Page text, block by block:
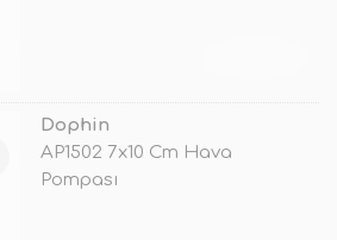
Dophin
AP1502 7x10 Cm Hava
Pompası